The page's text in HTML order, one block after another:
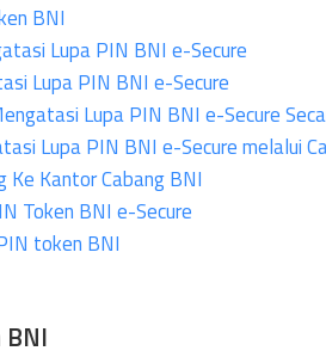
BNI
Lupa PIN BNI e-Secure
Lupa PIN BNI e-Secure
Lupa PIN BNI e-Secure
Lupa PIN BNI e-Secure melalui
Ke Kantor Cabang BNI
Token BNI e-Secure
token BNI
BNI